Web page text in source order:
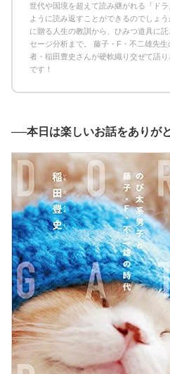
世代や国境を超えて読み継がれる『ド
ように読み返すことができるのでしょ
に贈る人生の教訓から、ひみつ道具に
セージ分析まで。 藤子・F・不二雄先
者・稲田豊史さんが硬軟織り交ぜて語
です！
──本日は楽しいお話をありが